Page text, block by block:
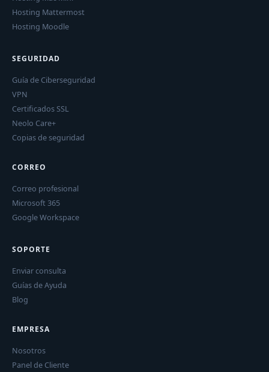
Hosting Mattermost
Hosting Moodle
SEGURIDAD
Guía de Ciberseguridad
VPN
Certificados SSL
Neolo Care+
Copias de seguridad
CORREO
Correo profesional
Microsoft 365
Google Workspace
SOPORTE
Enviar consulta
Guías de Ayuda
Blog
EMPRESA
Nosotros
Panel de Cliente